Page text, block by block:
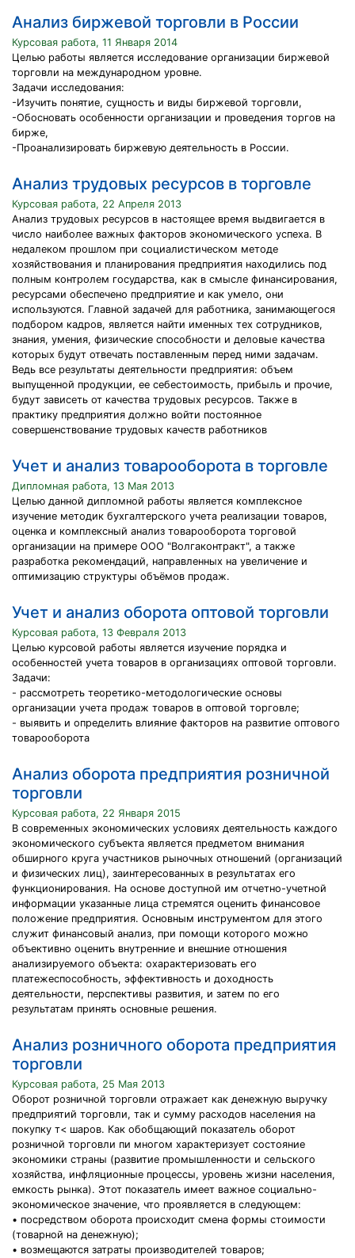
Анализ биржевой торговли в России
Курсовая работа, 11 Января 2014
Целью работы является исследование организации биржевой
торговли на международном уровне.
Задачи исследования:
-Изучить понятие, сущность и виды биржевой торговли,
-Обосновать особенности организации и проведения торгов на
бирже,
-Проанализировать биржевую деятельность в России.
Анализ трудовых ресурсов в торговле
Курсовая работа, 22 Апреля 2013
Анализ трудовых ресурсов в настоящее время выдвигается в
число наиболее важных факторов экономического успеха. В
недалеком прошлом при социалистическом методе
хозяйствования и планирования предприятия находились под
полным контролем государства, как в смысле финансирования,
ресурсами обеспечено предприятие и как умело, они
используются. Главной задачей для работника, занимающегося
подбором кадров, является найти именных тех сотрудников,
знания, умения, физические способности и деловые качества
которых будут отвечать поставленным перед ними задачам.
Ведь все результаты деятельности предприятия: объем
выпущенной продукции, ее себестоимость, прибыль и прочие,
будут зависеть от качества трудовых ресурсов. Также в
практику предприятия должно войти постоянное
совершенствование трудовых качеств работников
Учет и анализ товарооборота в торговле
Дипломная работа, 13 Мая 2013
Целью данной дипломной работы является комплексное
изучение методик бухгалтерского учета реализации товаров,
оценка и комплексный анализ товарооборота торговой
организации на примере ООО "Волгаконтракт", а также
разработка рекомендаций, направленных на увеличение и
оптимизацию структуры объёмов продаж.
Учет и анализ оборота оптовой торговли
Курсовая работа, 13 Февраля 2013
Целью курсовой работы является изучение порядка и
особенностей учета товаров в организациях оптовой торговли.
Задачи:
- рассмотреть теоретико-методологические основы
организации учета продаж товаров в оптовой торговле;
- выявить и определить влияние факторов на развитие оптового
товарооборота
Анализ оборота предприятия розничной
торговли
Курсовая работа, 22 Января 2015
В современных экономических условиях деятельность каждого
экономического субъекта является предметом внимания
обширного круга участников рыночных отношений (организаций
и физических лиц), заинтересованных в результатах его
функционирования. На основе доступной им отчетно-учетной
информации указанные лица стремятся оценить финансовое
положение предприятия. Основным инструментом для этого
служит финансовый анализ, при помощи которого можно
объективно оценить внутренние и внешние отношения
анализируемого объекта: охарактеризовать его
платежеспособность, эффективность и доходность
деятельности, перспективы развития, и затем по его
результатам принять основные решения.
Анализ розничного оборота предприятия
торговли
Курсовая работа, 25 Мая 2013
Оборот розничной торговли отражает как денежную выручку
предприятий торговли, так и сумму расходов населения на
покупку т< шаров. Как обобщающий показатель оборот
розничной торговли пи многом характеризует состояние
экономики страны (развитие промышленности и сельского
хозяйства, инфляционные процессы, уровень жизни населения,
емкость рынка). Этот показатель имеет важное социально-
экономическое значение, что проявляется в следующем:
• посредством оборота происходит смена формы стоимости
(товарной на денежную);
• возмещаются затраты производителей товаров;